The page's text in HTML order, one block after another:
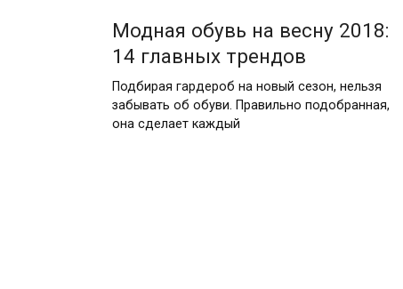
Модная обувь на весну 2018:
14 главных трендов
Подбирая гардероб на новый сезон, нельзя
забывать об обуви. Правильно подобранная,
она сделает каждый